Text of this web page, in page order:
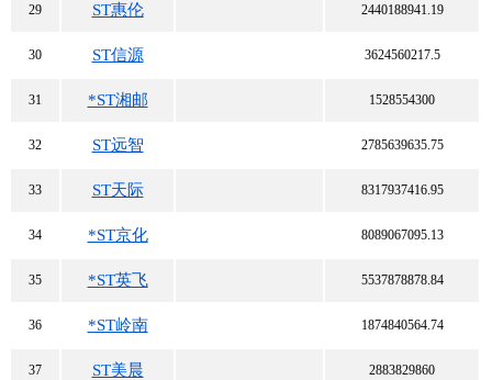
29 ST惠伦 2440188941.19
30 ST信源 3624560217.5
31 *ST湘邮 1528554300
32 ST远智 2785639635.75
33 ST天际 8317937416.95
34 *ST京化 8089067095.13
35 *ST英飞 5537878878.84
36 *ST岭南 1874840564.74
37 ST美晨 2883829860